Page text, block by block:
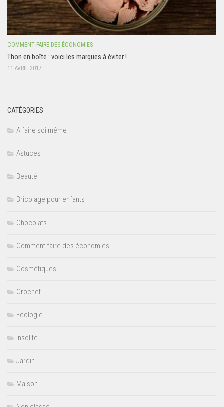
COMMENT FAIRE DES ÉCONOMIES
Thon en boîte : voici les marques à éviter !
11 AVRIL 2017
CATÉGORIES
A faire soi même
Astuces
Beauté
Bricolage pour enfants
Chocolats
Comment faire des économies
Cosmétiques
Crochet
Ecologie
Insolite
Jardin
Maison